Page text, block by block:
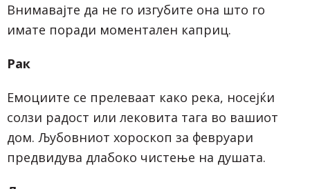
Внимавајте да не го изгубите она што го
имате поради моментален каприц.
Рак
Емоциите се прелеваат како река, носејќи
солзи радост или лековита тага во вашиот
дом. Љубовниот хороскоп за февруари
предвидува длабоко чистење на душата.